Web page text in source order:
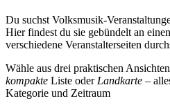
Du suchst Volksmusik-
Hier findest du sie gebündelt an
verschiedene Veranstalterseiten
Wähle aus drei praktischen
kompakte Liste oder Landkarte –
Kategorie und Zeitraum